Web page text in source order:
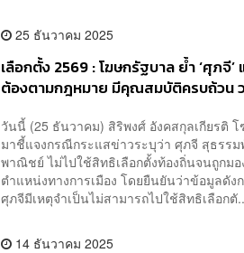
25 ธันวาคม 2025
เลือกตั้ง 2569 : โฆษกรัฐบาล ย้ำ ‘ศุภจี
ต้องตามกฎหมาย มีคุณสมบัติครบถ้วน
วันนี้ (25 ธันวาคม) สิริพงศ์ อังคสกุลเกียรติ
มาชี้แจงกรณีกระแสข่าวระบุว่า ศุภจี สุธรร
พาณิชย์ ไม่ไปใช้สิทธิเลือกตั้งท้องถิ่นจนถูกม
ตำแหน่งทางการเมือง โดยยืนยันว่าข้อมูลดั
ศุภจีมีเหตุจำเป็นไม่สามารถไปใช้สิทธิเลือกตั
14 ธันวาคม 2025